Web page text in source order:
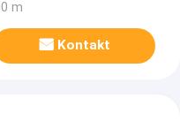
m
Kontakt